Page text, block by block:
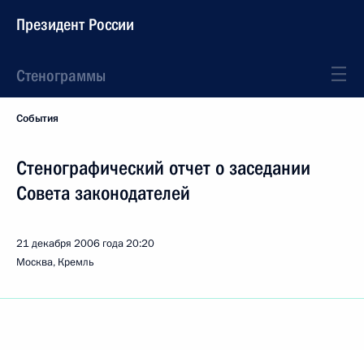
Президент России
Стенограммы
События
Стенографический отчет о заседании
Совета законодателей
21 декабря 2006 года20:20
Москва, Кремль